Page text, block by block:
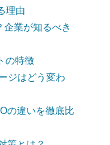
理由
企業が知るべき
の特徴
ジはどう変わ
の違いを徹底比